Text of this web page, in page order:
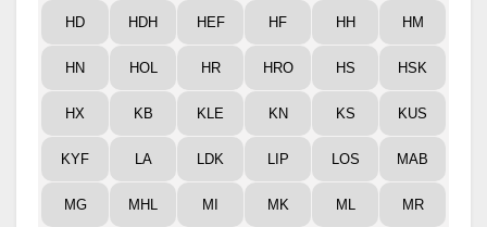
HD HDH HEF HF HH HM
HN HOL HR HRO HS HSK
HX KB KLE KN KS KUS
KYF LA LDK LIP LOS MAB
MG MHL MI MK ML MR